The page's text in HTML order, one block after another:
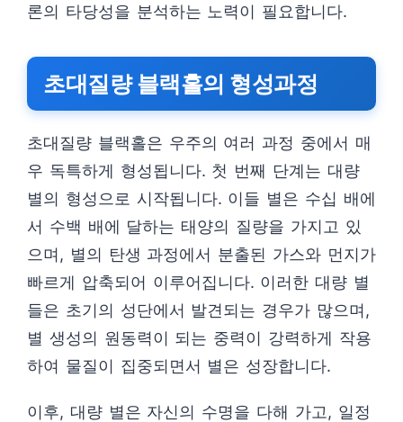
론의 타당성을 분석하는 노력이 필요합니다.
초대질량 블랙홀의 형성과정
초대질량 블랙홀은 우주의 여러 과정 중에서 매
우 독특하게 형성됩니다. 첫 번째 단계는 대량
별의 형성으로 시작됩니다. 이들 별은 수십 배에
서 수백 배에 달하는 태양의 질량을 가지고 있
으며, 별의 탄생 과정에서 분출된 가스와 먼지가
빠르게 압축되어 이루어집니다. 이러한 대량 별
들은 초기의 성단에서 발견되는 경우가 많으며,
별 생성의 원동력이 되는 중력이 강력하게 작용
하여 물질이 집중되면서 별은 성장합니다.
이후, 대량 별은 자신의 수명을 다해 가고, 일정